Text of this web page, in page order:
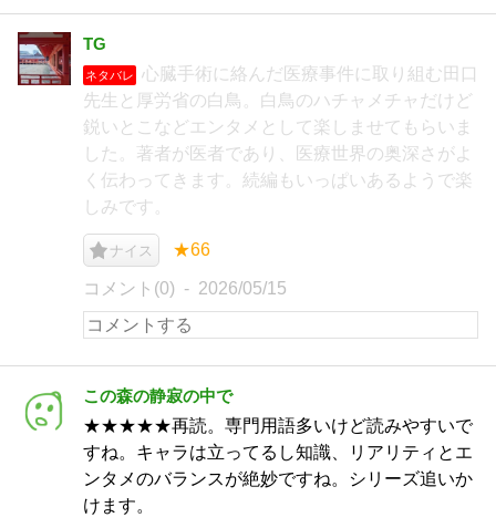
TG
ネタバレ
心臓手術に絡んだ医療事件に取り組む田口
先生と厚労省の白鳥。白鳥のハチャメチャだけど
鋭いとこなどエンタメとして楽しませてもらいま
した。著者が医者であり、医療世界の奥深さがよ
く伝わってきます。続編もいっぱいあるようで楽
しみです。
ナイス ★66
コメント(0) 2026/05/15
この森の静寂の中で
★★★★★再読。専門用語多いけど読みやすいで
すね。キャラは立ってるし知識、リアリティとエ
ンタメのバランスが絶妙ですね。シリーズ追いか
けます。